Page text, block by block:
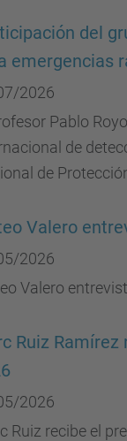
del
emergencias
2026
Pablo
de
de
Valero
2026
Valero
Ruiz
2026
Ruiz recibe el